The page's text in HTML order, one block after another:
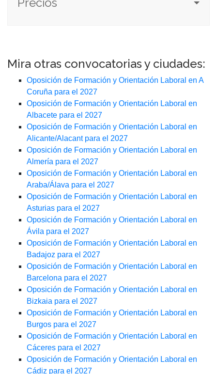
Mira otras convocatorias y ciudades:
Oposición de Formación y Orientación Laboral en A
Coruña para el 2027
Oposición de Formación y Orientación Laboral en
Albacete para el 2027
Oposición de Formación y Orientación Laboral en
Alicante/Alacant para el 2027
Oposición de Formación y Orientación Laboral en
Almería para el 2027
Oposición de Formación y Orientación Laboral en
Araba/Álava para el 2027
Oposición de Formación y Orientación Laboral en
Asturias para el 2027
Oposición de Formación y Orientación Laboral en
Ávila para el 2027
Oposición de Formación y Orientación Laboral en
Badajoz para el 2027
Oposición de Formación y Orientación Laboral en
Barcelona para el 2027
Oposición de Formación y Orientación Laboral en
Bizkaia para el 2027
Oposición de Formación y Orientación Laboral en
Burgos para el 2027
Oposición de Formación y Orientación Laboral en
Cáceres para el 2027
Oposición de Formación y Orientación Laboral en
Cádiz para el 2027